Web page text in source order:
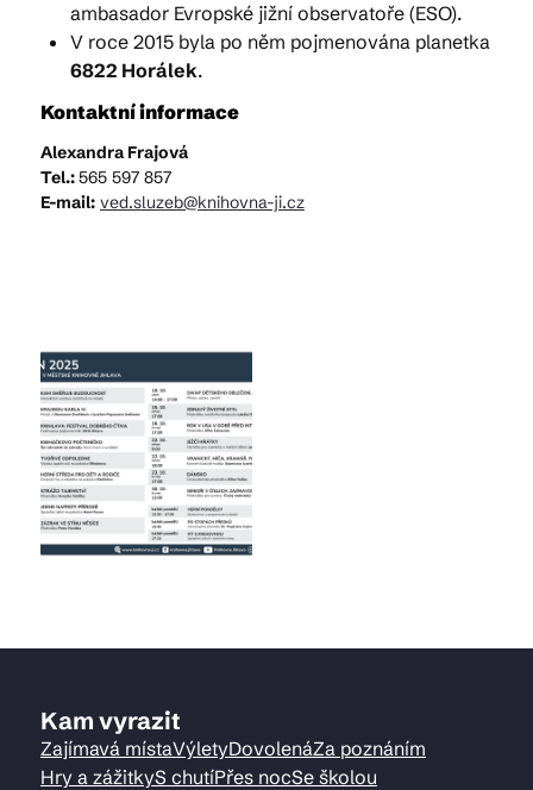
ambasador Evropské jižní observatoře (ESO).
V roce 2015 byla po něm pojmenována planetka
6822 Horálek.
Kontaktní informace
Alexandra Frajová
Tel.:565 597 857
E-mail: ved.sluzeb@knihovna-ji.cz
Kam vyrazit
Zajímavá místaVýletyDovolenáZa poznáním
Hry a zážitkyS chutíPřes nocSe školou